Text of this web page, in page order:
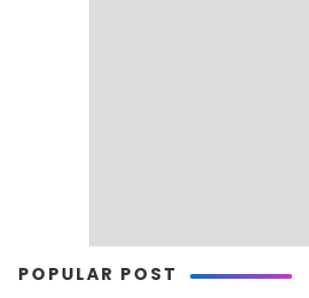
POPULAR POST